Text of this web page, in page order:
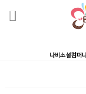
나비소셜컴퍼니